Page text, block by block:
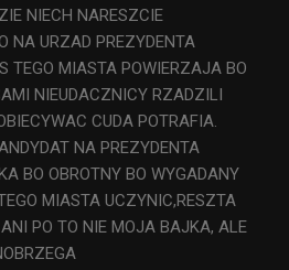
NIECH NARESZCIE
NA URZAD PREZYDENTA
TEGO MIASTA POWIERZAJA BO
NIEUDACZNICY RZADZILI
CUDA POTRAFIA.
NA PREZYDENTA
BO OBROTNY BO WYGADANY
MIASTA UCZYNIC,RESZTA
PO TO NIE MOJA BAJKA, ALE